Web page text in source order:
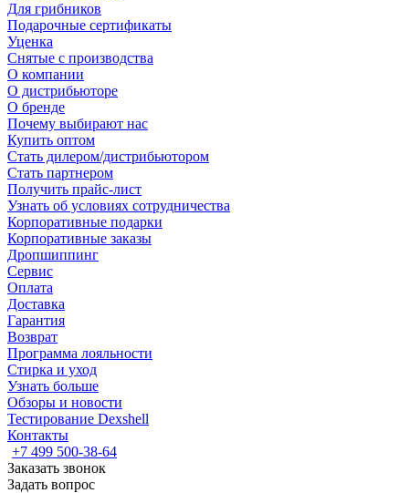
Для грибников
Подарочные сертификаты
Уценка
Снятые с производства
О компании
О дистрибьюторе
О бренде
Почему выбирают нас
Купить оптом
Стать дилером/дистрибьютором
Стать партнером
Получить прайс-лист
Узнать об условиях сотрудничества
Корпоративные подарки
Корпоративные заказы
Дропшиппинг
Сервис
Оплата
Доставка
Гарантия
Возврат
Программа лояльности
Стирка и уход
Узнать больше
Обзоры и новости
Тестирование Dexshell
Контакты
+7 499 500-38-64
Заказать звонок
Задать вопрос